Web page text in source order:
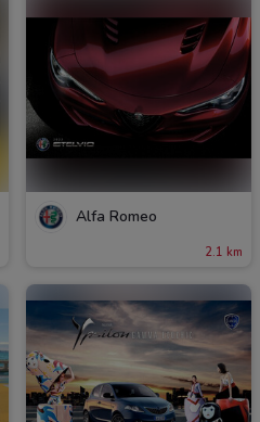
Alfa Romeo
2.1 km